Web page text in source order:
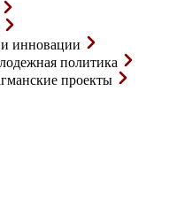
инновации
политика
проекты